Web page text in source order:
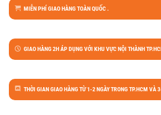
MIỄN PHÍ GIAO HÀNG TOÀN QUỐC .
GIAO HÀNG 2H ÁP DỤNG VỚI KHU VỰC NỘI THÀNH
THỜI GIAN GIAO HÀNG TỪ 1-2 NGÀY TRONG TP.HCM VÀ